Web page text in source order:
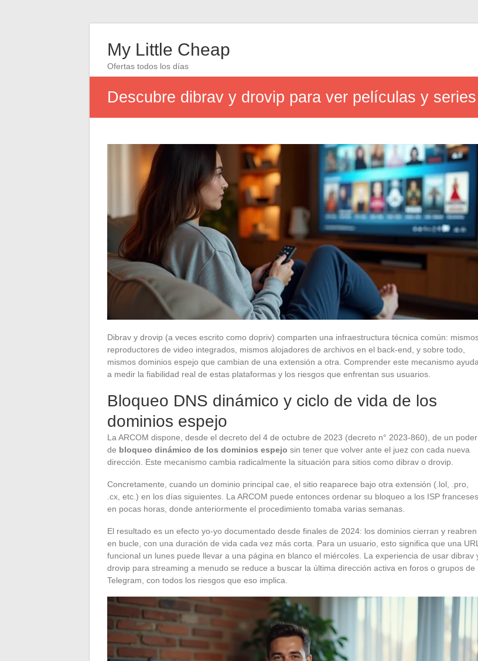
My Little Cheap
Ofertas todos los días
Descubre dibrav y drovip para ver películas y
Dibrav y drovip (a veces escrito como dopriv) comparten una infraestructura técnica común:
reproductores de video integrados, mismos alojadores de archivos en el back-end, y sobre todo,
mismos dominios espejo que cambian de una extensión a otra. Comprender este mecanismo ayuda
a medir la fiabilidad real de estas plataformas y los riesgos que enfrentan sus usuarios.
Bloqueo DNS dinámico y ciclo de vida de los
dominios espejo
La ARCOM dispone, desde el decreto del 4 de octubre de 2023 (decreto n° 2023-860), de un poder
de bloqueo dinámico de los dominios espejo sin tener que volver ante el juez con cada nueva
dirección. Este mecanismo cambia radicalmente la situación para sitios como dibrav o drovip.
Concretamente, cuando un dominio principal cae, el sitio reaparece bajo otra extensión (.lol, .pro,
.cx, etc.) en los días siguientes. La ARCOM puede entonces ordenar su bloqueo a los ISP franceses
en pocas horas, donde anteriormente el procedimiento tomaba varias semanas.
El resultado es un efecto yo-yo documentado desde finales de 2024: los dominios cierran y reabren
en bucle, con una duración de vida cada vez más corta. Para un usuario, esto significa que una URL
funcional un lunes puede llevar a una página en blanco el miércoles. La experiencia de usar dibrav
drovip para streaming a menudo se reduce a buscar la última dirección activa en foros o grupos de
Telegram, con todos los riesgos que eso implica.